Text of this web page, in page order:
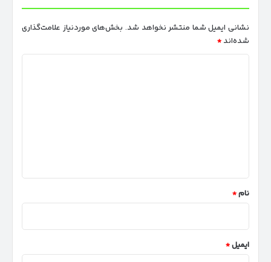
نشانی ایمیل شما منتشر نخواهد شد. بخش‌های موردنیاز علامت‌گذاری
شده‌اند *
نام*
ایمیل*